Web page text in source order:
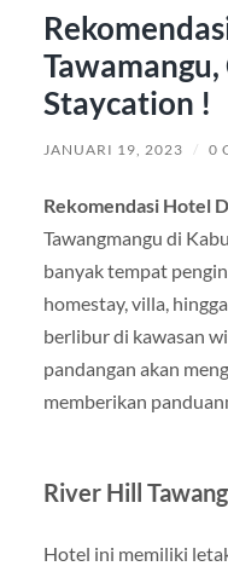
Staycation !
JANUARI 19, 2023 / 0
Rekomendasi Hotel
Tawangmangu di
banyak tempat
homestay, villa,
berlibur di kawasan
pandangan akan
memberikan
River Hill
Hotel ini memiliki